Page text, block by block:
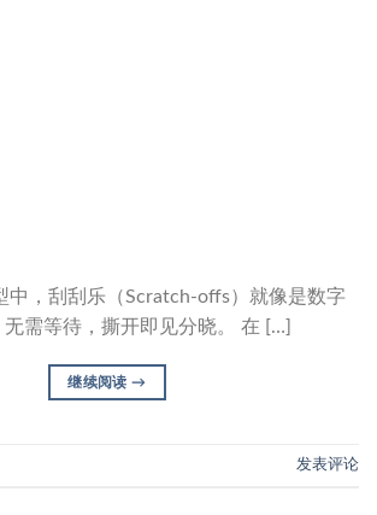
中，刮刮乐（Scratch-offs）就像是数字
无需等待，撕开即见分晓。 在 […]
继续阅读→
发表评论